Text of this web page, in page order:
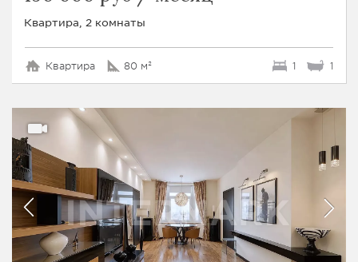
Квартира, 2 комнаты
Квартира 80 м² 1 1